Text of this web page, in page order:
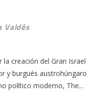
Valdés
creación del Gran Israel
y burgués austrohúngaro
político moderno, The...